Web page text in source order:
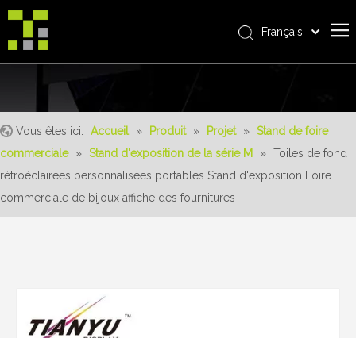
À propos de nous
Produit
Un service
Français
Vous êtes ici: Accueil » Produit » Projet » Stand de foire
commerciale
» Stand d'exposition de la série M » Toiles de fond
rétroéclairées personnalisées portables Stand d'exposition Foire
commerciale de bijoux affiche des fournitures